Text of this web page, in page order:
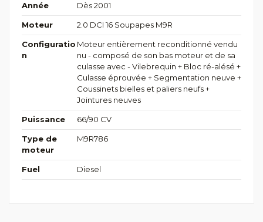
Année Dès 2001
Moteur 2.0 DCI 16 Soupapes M9R
Configuratio
n
Moteur entièrement reconditionné vendu
nu - composé de son bas moteur et de sa
culasse avec - Vilebrequin + Bloc ré-alésé +
Culasse éprouvée + Segmentation neuve +
Coussinets bielles et paliers neufs +
Jointures neuves
Puissance 66/90 CV
Type de
moteur
M9R786
Fuel Diesel